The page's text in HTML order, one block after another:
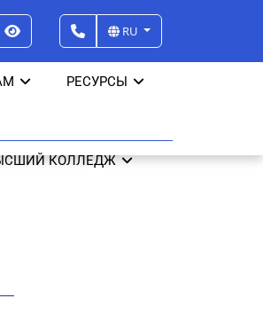
RU
РЕСУРСЫ
КОЛЛЕДЖ